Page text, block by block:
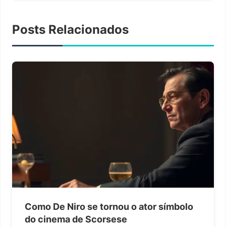
Posts Relacionados
Como De Niro se tornou o ator símbolo
do cinema de Scorsese